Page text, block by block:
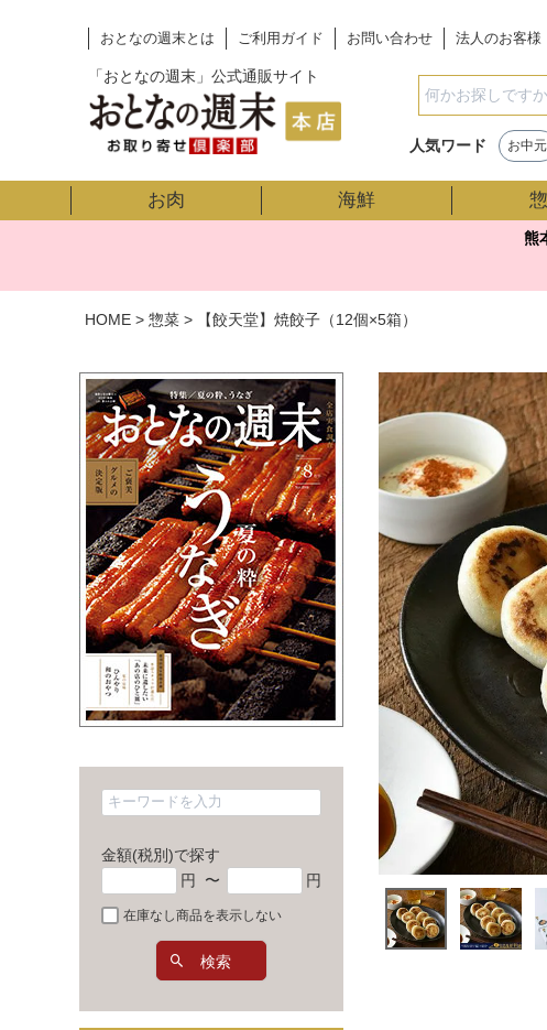
おとなの週末とは ご利用ガイド お問い合わせ 法人のお客様
「おとなの週末」公式通販サイト
検索
人気ワード お中元
お肉 海鮮
熊
HOME 惣菜 【餃天堂】焼餃子（12個×5箱）
金額(税別)で探す
円
〜 円
在庫なし商品を表示しない
検索